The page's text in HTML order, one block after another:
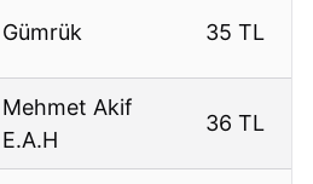
Gümrük 35 TL
Mehmet Akif
E.A.H
36 TL